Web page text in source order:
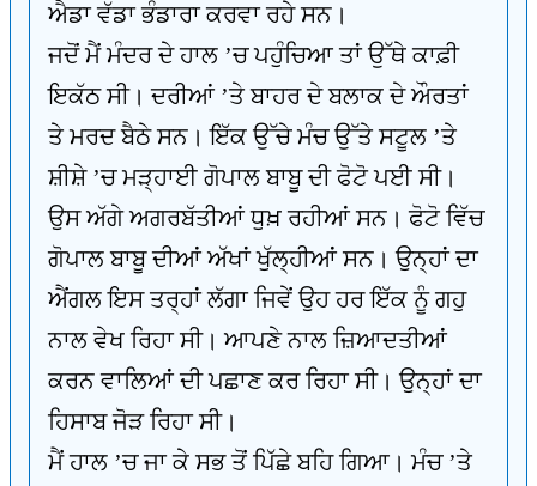
ਐਡਾ ਵੱਡਾ ਭੰਡਾਰਾ ਕਰਵਾ ਰਹੇ ਸਨ।
ਜਦੋਂ ਮੈਂ ਮੰਦਰ ਦੇ ਹਾਲ ’ਚ ਪਹੁੰਚਿਆ ਤਾਂ ਉੱਥੇ ਕਾਫ਼ੀ
ਇਕੱਠ ਸੀ। ਦਰੀਆਂ ’ਤੇ ਬਾਹਰ ਦੇ ਬਲਾਕ ਦੇ ਔਰਤਾਂ
ਤੇ ਮਰਦ ਬੈਠੇ ਸਨ। ਇੱਕ ਉੱਚੇ ਮੰਚ ਉੱਤੇ ਸਟੂਲ ’ਤੇ
ਸ਼ੀਸ਼ੇ ’ਚ ਮੜ੍ਹਾਈ ਗੋਪਾਲ ਬਾਬੂ ਦੀ ਫੋਟੋ ਪਈ ਸੀ।
ਉਸ ਅੱਗੇ ਅਗਰਬੱਤੀਆਂ ਧੁਖ਼ ਰਹੀਆਂ ਸਨ। ਫੋਟੋ ਵਿੱਚ
ਗੋਪਾਲ ਬਾਬੂ ਦੀਆਂ ਅੱਖਾਂ ਖੁੱਲ੍ਹੀਆਂ ਸਨ। ਉਨ੍ਹਾਂ ਦਾ
ਐਂਗਲ ਇਸ ਤਰ੍ਹਾਂ ਲੱਗਾ ਜਿਵੇਂ ਉਹ ਹਰ ਇੱਕ ਨੂੰ ਗਹੁ
ਨਾਲ ਵੇਖ ਰਿਹਾ ਸੀ। ਆਪਣੇ ਨਾਲ ਜ਼ਿਆਦਤੀਆਂ
ਕਰਨ ਵਾਲਿਆਂ ਦੀ ਪਛਾਣ ਕਰ ਰਿਹਾ ਸੀ। ਉਨ੍ਹਾਂ ਦਾ
ਹਿਸਾਬ ਜੋੜ ਰਿਹਾ ਸੀ।
ਮੈਂ ਹਾਲ ’ਚ ਜਾ ਕੇ ਸਭ ਤੋਂ ਪਿੱਛੇ ਬਹਿ ਗਿਆ। ਮੰਚ ’ਤੇ